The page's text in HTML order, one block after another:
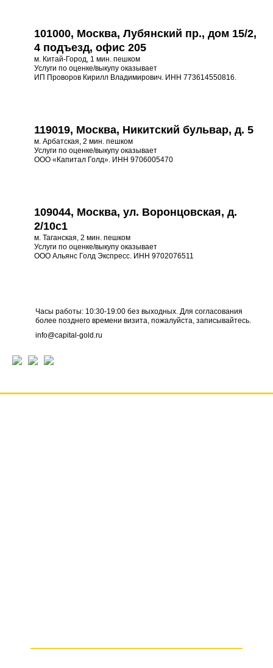
101000, Москва, Лубянский пр., дом 15/2,
4 подъезд, офис 205
м. Китай-Город, 1 мин. пешком
Услуги по оценке/выкупу оказывает
ИП Проворов Кирилл Владимирович. ИНН 773614550816.
119019, Москва, Никитский бульвар, д. 5
м. Арбатская, 2 мин. пешком
Услуги по оценке/выкупу оказывает
ООО «Капитал Голд». ИНН 9706005470
109044, Москва, ул. Воронцовская, д.
2/10с1
м. Таганская, 2 мин. пешком
Услуги по оценке/выкупу оказывает
ООО Альянс Голд Экспресс. ИНН 9702076511
Часы работы: 10:30-19:00 без выходных. Для согласования
более позднего времени визита, пожалуйста, записывайтесь.
info@capital-gold.ru